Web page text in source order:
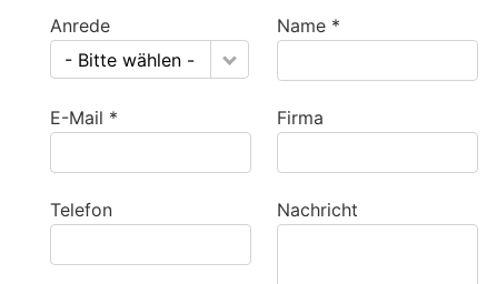
Anrede
- Bitte wählen -
Name *
E-Mail * Firma
Telefon Nachricht